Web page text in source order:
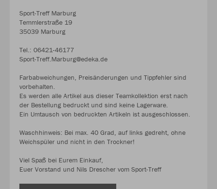
Sport-Treff Marburg
Temmlerstraße 19
35039 Marburg
Tel.: 06421-46177
Sport-Treff.Marburg@edeka.de
Farbabweichungen, Preisänderungen und Tippfehler sind
vorbehalten.
Es werden alle Artikel aus dieser Teamkollektion erst nach
der Bestellung bedruckt und sind keine Lagerware.
Ein Umtausch von bedruckten Artikeln ist ausgeschlossen.
Waschhinweis: Bei max. 40 Grad, auf links gedreht, ohne
Weichspüler und nicht in den Trockner!
Viel Spaß bei Eurem Einkauf,
Euer Vorstand und Nils Drescher vom Sport-Treff